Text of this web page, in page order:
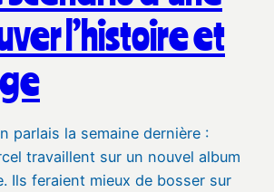
l’histoire et
parlais la semaine dernière :
travaillent sur un nouvel album
Ils feraient mieux de bosser sur